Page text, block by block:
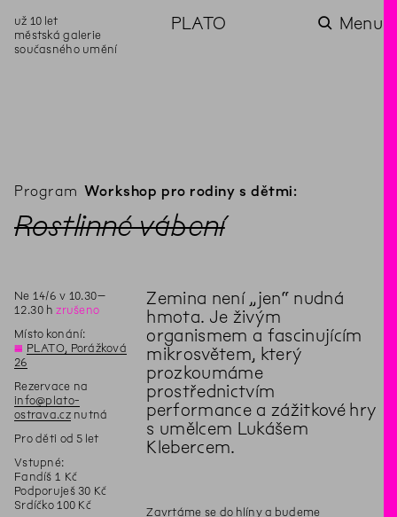
už 10 let
městská galerie
současného umění
PLATO Menu
Program Workshop pro rodiny s dětmi:
Rostlinné vábení
Ne 14/6 v 10.30–
12.30 h zrušeno
Místo konání:
◊ PLATO, Porážková
26
Rezervace na
info@plato-
ostrava.cznutná
Pro děti od 5 let
Vstupné:
Fandíš 1 Kč
Podporuješ 30 Kč
Srdíčko 100 Kč
Zemina není „jen“ nudná
hmota. Je živým
organismem a fascinujícím
mikrosvětem, který
prozkoumáme
prostřednictvím
performance a zážitkové hry
s umělcem Lukášem
Klebercem.
Zavrtáme se do hlíny a budeme